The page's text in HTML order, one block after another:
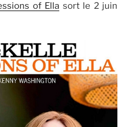
of Ella sort le 2 juin